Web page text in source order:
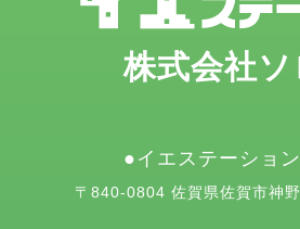
株式会社ソ
イエステーショ
〒840-0804 佐賀県佐賀市神